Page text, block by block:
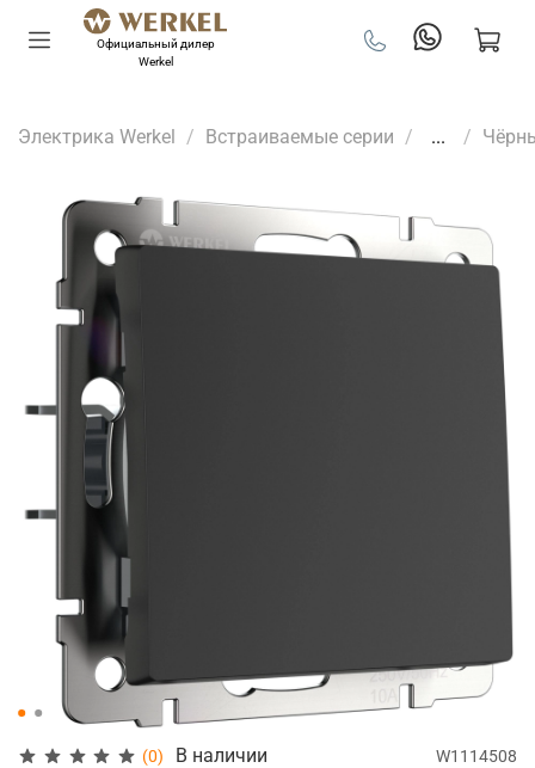
Официальный дилер
Werkel
Электрика Werkel Встраиваемые серии ...
(0) В наличии W1114508